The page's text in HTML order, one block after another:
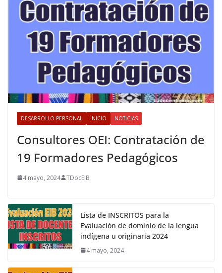
DESARROLLO PERSONAL INICIO NOTICIAS
Consultores OEI: Contratación de
19 Formadores Pedagógicos
4 mayo, 2024 TDocEIB
Lista de INSCRITOS para la
Evaluación de dominio de la lengua
indígena u originaria 2024
4 mayo, 2024